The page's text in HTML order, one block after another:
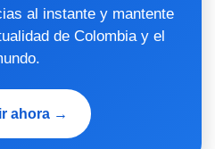
al instante y mantente
de Colombia y el
ahora →